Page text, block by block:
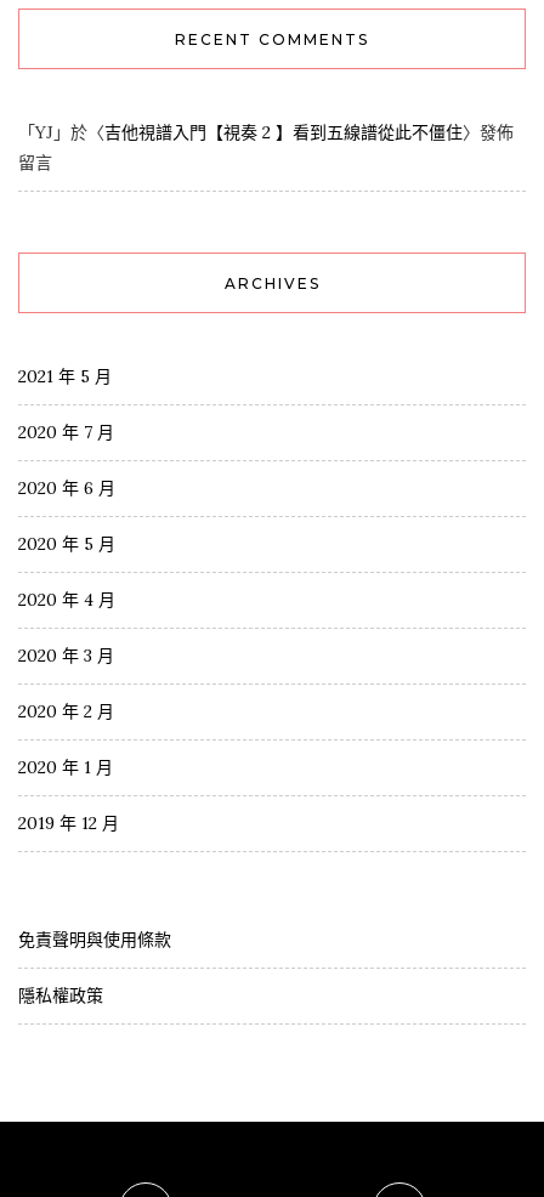
RECENT COMMENTS
「YJ 」於〈吉他視譜入門【視奏 2 】看到五線譜從此不僵住〉發佈
留言
ARCHIVES
2021 年 5 月
2020 年 7 月
2020 年 6 月
2020 年 5 月
2020 年 4 月
2020 年 3 月
2020 年 2 月
2020 年 1 月
2019 年 12 月
免責聲明與使用條款
隱私權政策